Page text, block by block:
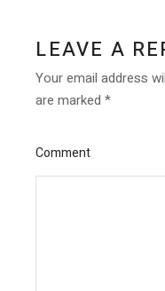
LEAVE A
Your email address
are marked*
Comment